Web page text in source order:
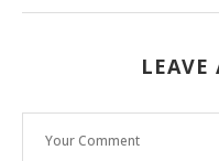
LEAVE